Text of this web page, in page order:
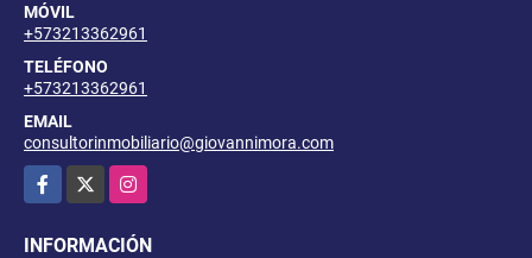
MÓVIL
+573213362961
TELÉFONO
+573213362961
EMAIL
consultorinmobiliario@giovannimora.com
Facebook
Instagram
INFORMACIÓN